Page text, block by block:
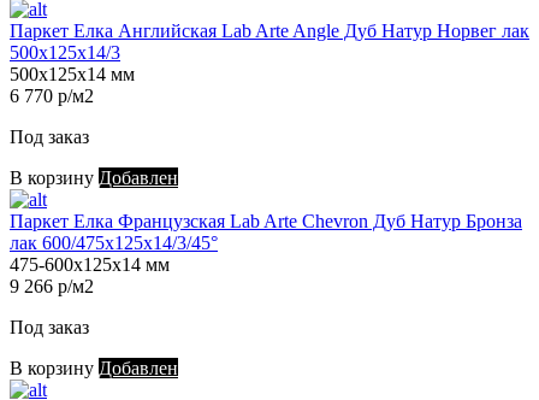
Паркет Елка Английская Lab Arte Angle Дуб Натур Норвег лак
500х125х14/3
500х125х14 мм
6 770 р/м2
Под заказ
В корзину Добавлен
Паркет Елка Французская Lab Arte Chevron Дуб Натур Бронза
лак 600/475х125х14/3/45°
475-600х125х14 мм
9 266 р/м2
Под заказ
В корзину Добавлен